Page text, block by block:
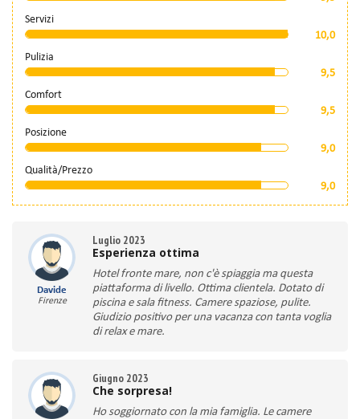
Servizi
10,0
Pulizia
9,5
Comfort
9,5
Posizione
9,0
Qualità/Prezzo
9,0
Davide
Firenze
Luglio 2023
Esperienza ottima
Hotel fronte mare, non c'è spiaggia ma questa
piattaforma di livello. Ottima clientela. Dotato di
piscina e sala fitness. Camere spaziose, pulite.
Giudizio positivo per una vacanza con tanta voglia
di relax e mare.
Giugno 2023
Che sorpresa!
Ho soggiornato con la mia famiglia. Le camere